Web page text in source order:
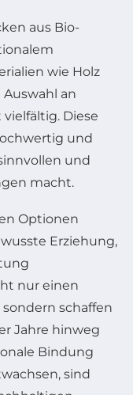
aus Bio-
wie Holz
an
Diese
und
und
macht.
Optionen
Erziehung,
nur einen
schaffen
Jahre hinweg
Bindung
sind